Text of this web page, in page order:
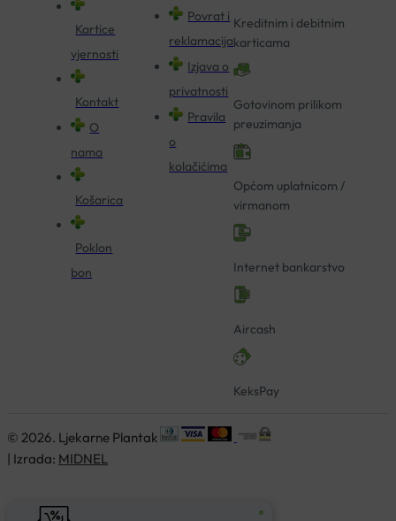
Kartice
vjernosti
Kontakt
O
nama
Košarica
Poklon
bon
Povrat i
reklamacija
Izjava o
privatnosti
Pravila
o
kolačićima
Kreditnim i debitnim
karticama
Gotovinom prilikom
preuzimanja
Općom uplatnicom /
virmanom
Internet bankarstvo
Aircash
KeksPay
© 2026. Ljekarne Plantak
| Izrada: MIDNEL